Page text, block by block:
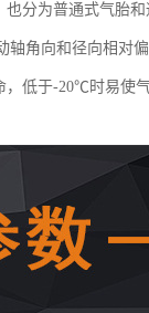
分为普通式气胎
角向和径向相对
低于-20℃时易使